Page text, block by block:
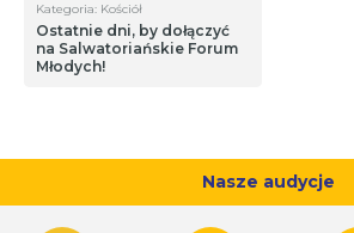
Kategoria: Kościół
Ostatnie dni, by dołączyć
na Salwatoriańskie Forum
Młodych!
Nasze audycje